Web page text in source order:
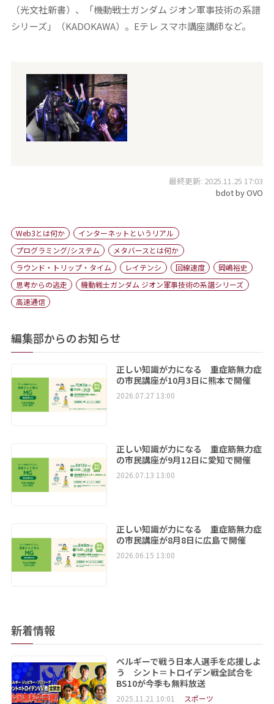
（光文社新書）、「機動戦士ガンダム ジオン軍事技術の系譜
シリーズ」（KADOKAWA）。Eテレ スマホ講座講師など。
最終更新: 2025.11.25 17:03
bdot by OVO
Web3とは何か
インターネットというリアル
プログラミング/システム
メタバースとは何か
ラウンド・トリップ・タイム
レイテンシ 回線速度
岡嶋裕史
思考からの逃走
機動戦士ガンダム ジオン軍事技術の系譜シリーズ
高速通信
編集部からのお知らせ
正しい知識が力になる 重症筋無力症
の市民講座が10月3日に熊本で開催
2026.07.27 13:00
正しい知識が力になる 重症筋無力症
の市民講座が9月12日に愛知で開催
2026.07.13 13:00
正しい知識が力になる 重症筋無力症
の市民講座が8月8日に広島で開催
2026.06.15 13:00
新着情報
ベルギーで戦う日本人選手を応援しよ
う シント＝トロイデン戦全試合を
BS10が今季も無料放送
2025.11.21 10:01 スポーツ